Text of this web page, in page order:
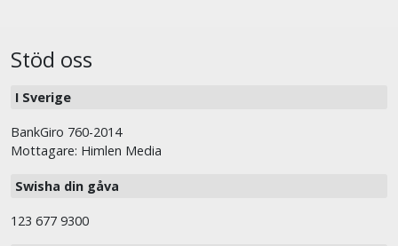
Stöd oss
I Sverige
BankGiro 760-2014
Mottagare: Himlen Media
Swisha din gåva
123 677 9300